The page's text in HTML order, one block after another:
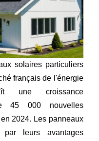
solaires particuliers
français de l'énergie
une croissance
45 000 nouvelles
2024. Les panneaux
par leurs avantages